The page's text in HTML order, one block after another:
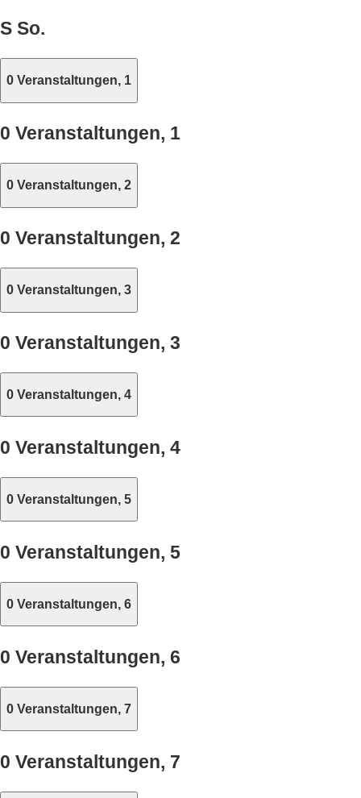
S So.
0 Veranstaltungen, 1
0 Veranstaltungen, 1
0 Veranstaltungen, 2
0 Veranstaltungen, 2
0 Veranstaltungen, 3
0 Veranstaltungen, 3
0 Veranstaltungen, 4
0 Veranstaltungen, 4
0 Veranstaltungen, 5
0 Veranstaltungen, 5
0 Veranstaltungen, 6
0 Veranstaltungen, 6
0 Veranstaltungen, 7
0 Veranstaltungen, 7